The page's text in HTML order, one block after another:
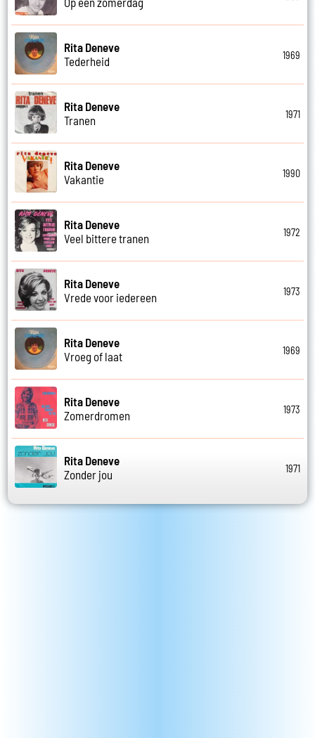
Rita Deneve
Tederheid
1969
Rita Deneve
Tranen
1971
Rita Deneve
Vakantie
1990
Rita Deneve
Veel bittere tranen
1972
Rita Deneve
Vrede voor iedereen
1973
Rita Deneve
Vroeg of laat
1969
Rita Deneve
Zomerdromen
1973
Rita Deneve
Zonder jou
1971